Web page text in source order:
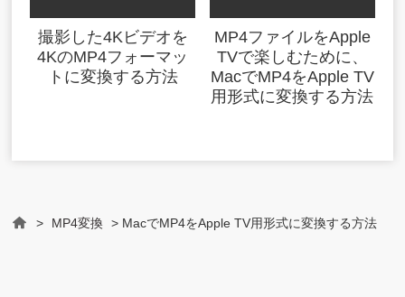
撮影した4Kビデオを
4KのMP4フォーマッ
トに変換する方法
MP4ファイルをApple
TVで楽しむために、
MacでMP4をApple TV
用形式に変換する方法
> MP4変換 > MacでMP4をApple TV用形式に変換する方法